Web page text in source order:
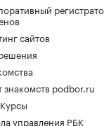
сайтов
знакомств podbor.ru
управления РБК